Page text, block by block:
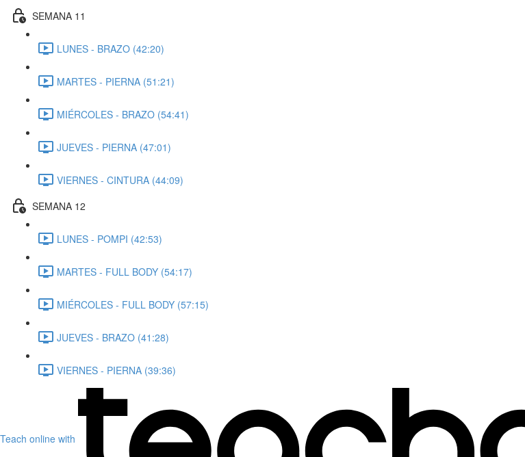
SEMANA 11
LUNES - BRAZO (42:20)
MARTES - PIERNA (51:21)
MIÉRCOLES - BRAZO (54:41)
JUEVES - PIERNA (47:01)
VIERNES - CINTURA (44:09)
SEMANA 12
LUNES - POMPI (42:53)
MARTES - FULL BODY (54:17)
MIÉRCOLES - FULL BODY (57:15)
JUEVES - BRAZO (41:28)
VIERNES - PIERNA (39:36)
Teach online with